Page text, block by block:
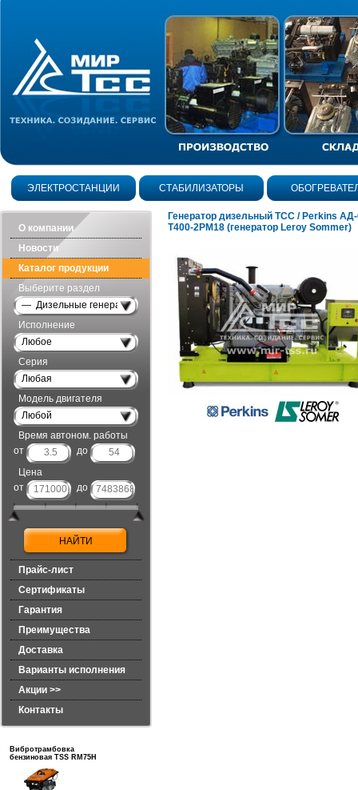
ЭЛЕКТРОСТАНЦИИ СТАБИЛИЗАТОРЫ
О компании
Новости
Каталог продукции
Выберите раздел
— Дизельные генераторы открытого исполнения
Исполнение
Любое
Серия
Любая
Модель двигателя
Любой
Время автоном. работы
от
до
Цена
от
до
Прайс-лист
Сертификаты
Гарантия
Преимущества
Доставка
Варианты исполнения
Акции >>
Контакты
Вибротрамбовка
бензиновая TSS RM75H
Генератор дизельный ТСС / Perkins
Т400-2РМ18 (генератор Leroy Sommer)